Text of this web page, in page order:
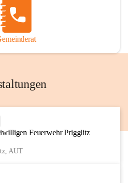
Feuerwehr Prigglitz
AUT